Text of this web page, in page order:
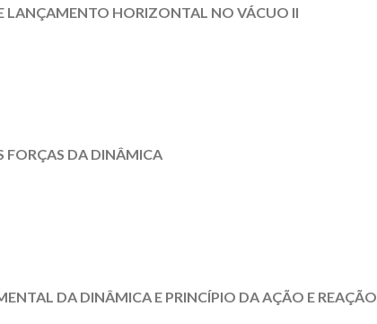
HORIZONTAL NO VÁCUO II
FORÇAS DA DINÂMICA
DA DINÂMICA E PRINCÍPIO DA AÇÃO E REAÇÃO